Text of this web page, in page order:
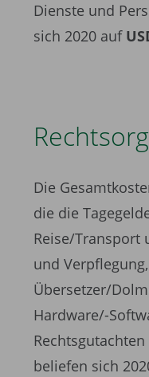
Dienste und
sich 2020 auf
Die
die die
Reise/Transport
und
Übersetzer/
Hardware/-
beliefen sich